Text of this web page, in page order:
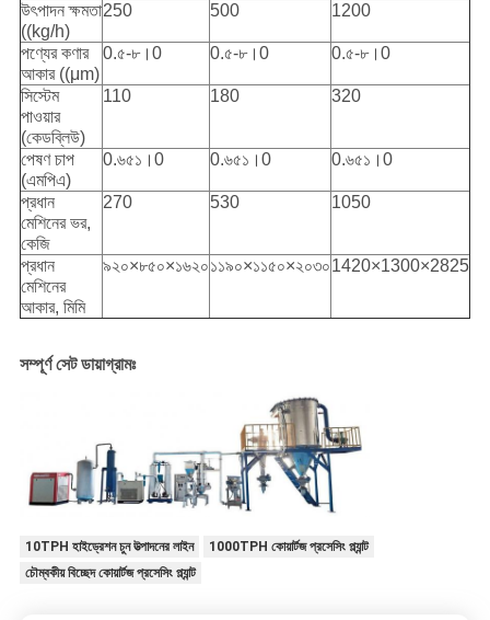
উৎপাদন ক্ষমতা
((kg/h)
250 500 1200
পণ্যের কণার
আকার ((μm)
0.৫-৮।0 0.৫-৮।0 0.৫-৮।0
সিস্টেম
পাওয়ার
(কেডব্লিউ)
110 180 320
পেষণ চাপ
(এমপিএ)
0.৬৫১।0 0.৬৫১।0 0.৬৫১।0
প্রধান
মেশিনের ভর,
কেজি
270 530 1050
প্রধান
মেশিনের
আকার, মিমি
৯২০×৮৫০×১৬২০১১৯০×১১৫০×২০৩০1420×1300×2825
সম্পূর্ণ সেট ডায়াগ্রামঃ
10TPH হাইড্রেশন চুন উত্পাদনের লাইন
1000TPH কোয়ার্টজ প্রসেসিং প্ল্যান্ট
চৌম্বকীয় বিচ্ছেদ কোয়ার্টজ প্রসেসিং প্ল্যান্ট